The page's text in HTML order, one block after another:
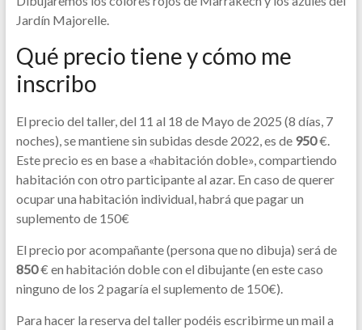
Jardín Majorelle.
Qué precio tiene y cómo me
inscribo
El precio del taller, del 11 al 18 de Mayo de 2025 (8 días, 7
noches), se mantiene sin subidas desde 2022, es de 950€.
Este precio es en base a «habitación doble», compartiendo
habitación con otro participante al azar. En caso de querer
ocupar una habitación individual, habrá que pagar un
suplemento de 150€
El precio por acompañante (persona que no dibuja) será de
850€ en habitación doble con el dibujante (en este caso
ninguno de los 2 pagaría el suplemento de 150€).
Para hacer la reserva del taller podéis escribirme un mail a